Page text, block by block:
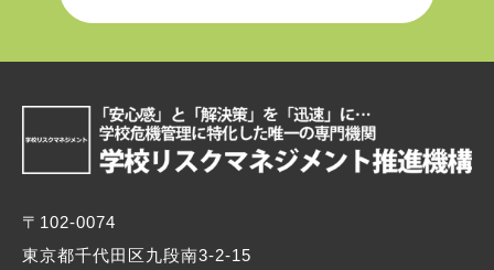
〒102-0074
東京都千代田区九段南3-2-15